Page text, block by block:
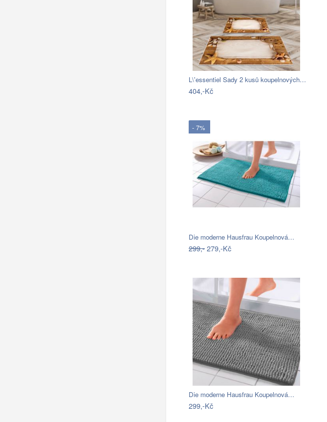
L\'essentiel Sady 2 kusů koupelnových…
404,-Kč
- 7%
Die moderne Hausfrau Koupelnová…
299,-279,-Kč
Die moderne Hausfrau Koupelnová…
299,-Kč